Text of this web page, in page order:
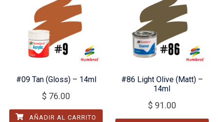
#09 Tan (Gloss) – 14ml
$ 76.00
AÑADIR AL CARRITO
#86 Light Olive (Matt) –
14ml
$ 91.00